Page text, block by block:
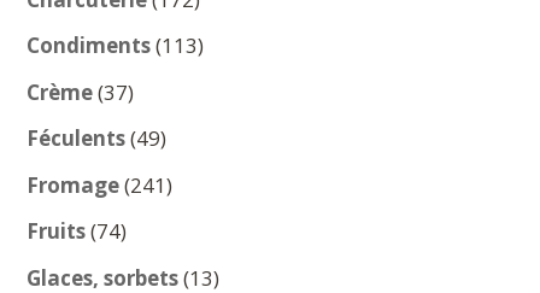
produits
Condiments 113113
Crème 3737
produits
Féculents 4949
produits
Fromage 241241
Fruits 7474
produits
Glaces, sorbets 1313